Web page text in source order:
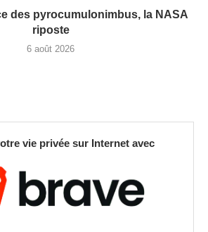
des pyrocumulonimbus, la NASA
riposte
6 août 2026
vie privée sur Internet avec